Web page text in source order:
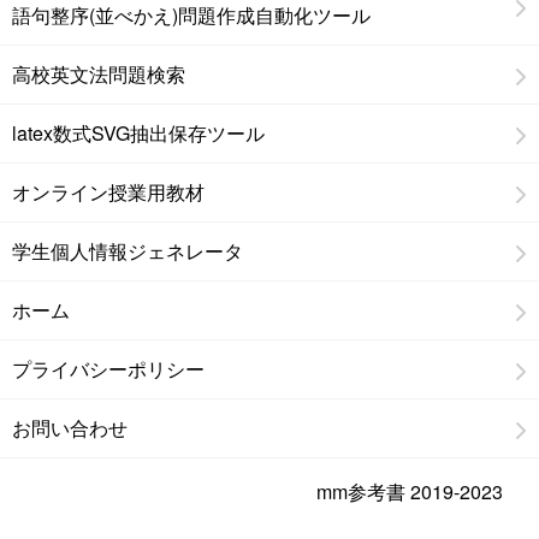
語句整序(並べかえ)問題作成自動化ツール
高校英文法問題検索
latex数式SVG抽出保存ツール
オンライン授業用教材
学生個人情報ジェネレータ
ホーム
プライバシーポリシー
お問い合わせ
mm参考書 2019-2023